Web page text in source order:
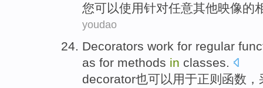
您可以使用针对任意其他映像的
youdao
Decorators work for regular
as for methods in classes.
decorator也可以用于正则 函数 ，